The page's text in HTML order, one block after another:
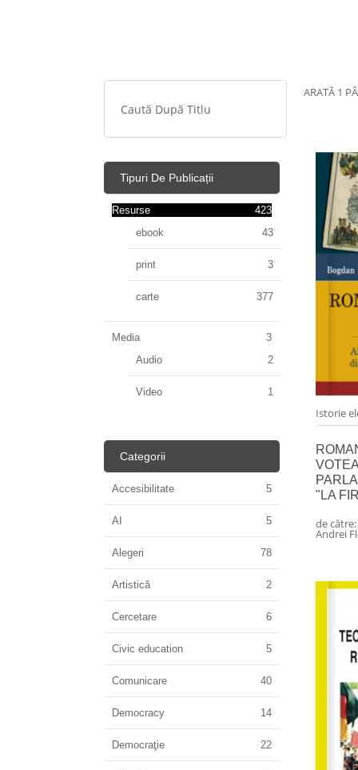
ARATĂ 1
Istorie
"LA
de către:
Andrei
Tipuri De Publicații
Resurse
423
ebook
43
print 3
carte 377
Media
3
Audio
2
Video 1
Categorii
Accesibilitate 5
AI 5
Alegeri 78
Artistică 2
Cercetare 6
Civic education 5
Comunicare 40
Democracy 14
Democraţie 22